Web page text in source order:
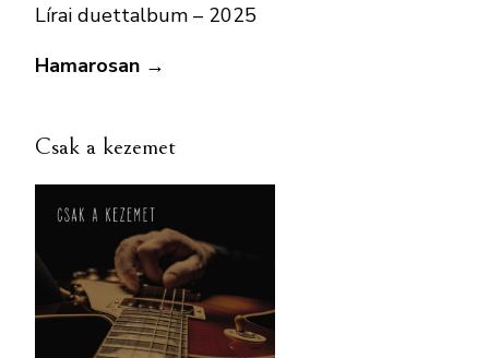
Lírai duettalbum – 2025
Hamarosan →
Csak a kezemet